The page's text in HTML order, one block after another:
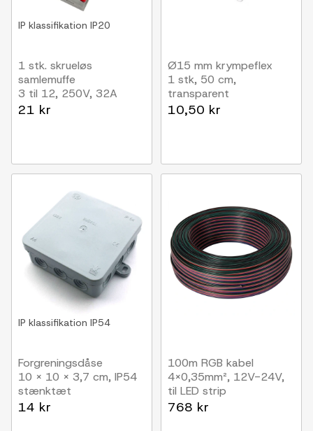
IP klassifikation IP20
1 stk. skrueløs
samlemuffe
3 til 12, 250V, 32A
21 kr
Ø15 mm krympeflex
1 stk, 50 cm,
transparent
10,50 kr
IP klassifikation IP54
Forgreningsdåse
10 x 10 x 3,7 cm, IP54
stænktæt
14 kr
100m RGB kabel
4x0,35mm², 12V-24V,
til LED strip
768 kr